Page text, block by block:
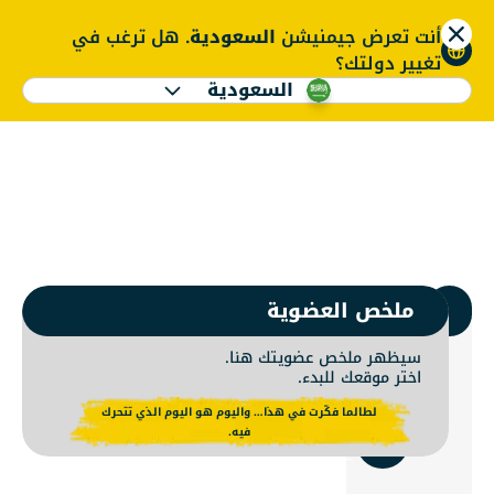
أنت تعرض جيمنيشن السعودية. هل ترغب في
تغيير دولتك؟
السعودية
عضوية جيمنيشن |
ENGLISH
1. اختر جيمنيشن
استخدم
الموقع
الحالي
ملخص العضوية
سيظهر ملخص عضويتك هنا.
اختر موقعك للبدء.
لطالما فكّرت في هذا… واليوم هو اليوم الذي تتحرك
فيه.